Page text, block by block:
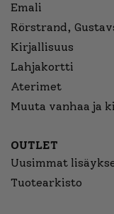
Emali
Rörstrand,
Kirjallisuus
Lahjakortti
Aterimet
Muuta vanhaa ja
OUTLET
Uusimmat
Tuotearkisto